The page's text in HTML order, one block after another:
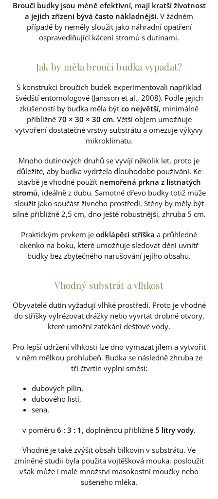
Broučí budky jsou méně efektivní, mají kratší životnost
a jejich zřízení bývá často nákladnější. V žádném
případě by neměly sloužit jako náhradní opatření
ospravedlňující kácení stromů s dutinami.
Jak by měla broučí budka vypadat?
S konstrukcí broučích budek experimentovali například
švédští entomologové (Jansson et al., 2008). Podle jejich
zkušeností by budka měla být co největší, minimálně
přibližně 70 × 30 × 30 cm. Větší objem umožňuje
vytvoření dostatečné vrstvy substrátu a omezuje výkyvy
mikroklimatu.
Mnoho dutinových druhů se vyvíjí několik let, proto je
důležité, aby budka vydržela dlouhodobé používání. Ke
stavbě je vhodné použít nemořená prkna z listnatých
stromů, ideálně z dubu. Samotné dřevo budky totiž může
sloužit jako součást živného prostředí. Stěny by měly být
silné přibližně 2,5 cm, dno ještě robustnější, zhruba 5 cm.
Praktickým prvkem je odklápěcí stříška a průhledné
okénko na boku, které umožňuje sledovat dění uvnitř
budky bez zbytečného narušování jejího obsahu.
Vhodný substrát a vlhkost
Obyvatelé dutin vyžadují vlhké prostředí. Proto je vhodné
do stříšky vyfrézovat drážky nebo vyvrtat drobné otvory,
které umožní zatékání dešťové vody.
Pro lepší udržení vlhkosti lze dno vymazat jílem a vytvořit
v něm mělkou prohlubeň. Budka se následně zhruba ze
tří čtvrtin vyplní směsí:
dubových pilin,
dubového listí,
sena,
v poměru 6 : 3 : 1 , doplněnou přibližně 5 litry vody.
Vhodné je také zvýšit obsah bílkovin v substrátu. Ve
zmíněné studii byla použita vojtěšková mouka, posloužit
však může i malé množství masokostní moučky nebo
sušeného mléka.